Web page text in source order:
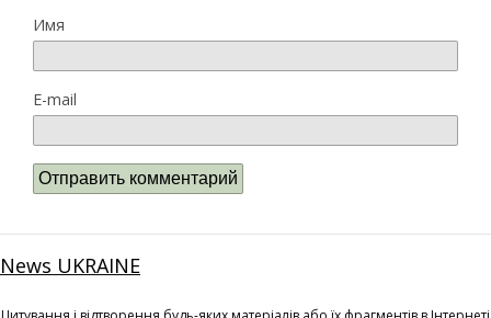
Имя
E-mail
News UKRAINE